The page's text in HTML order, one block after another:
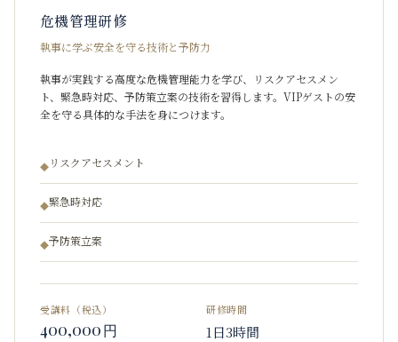
危機管理研修
執事に学ぶ安全を守る技術と予防力
執事が実践する高度な危機管理能力を学び、リスクアセスメン
ト、緊急時対応、予防策立案の技術を習得します。VIPゲストの安
全を守る具体的な手法を身につけます。
◆ リスクアセスメント
◆緊急時対応
◆予防策立案
受講料（税込）
400,000円
研修時間
1日3時間